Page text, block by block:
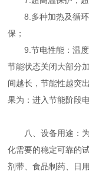
8.多种加热及循环
保；
9.节电性能：温度
节能状态关闭大部分
间越长，节能性越突
果为：进入节能阶段
八、设备用途：为
化需要的稳定可靠的
剂带、食品制药、日